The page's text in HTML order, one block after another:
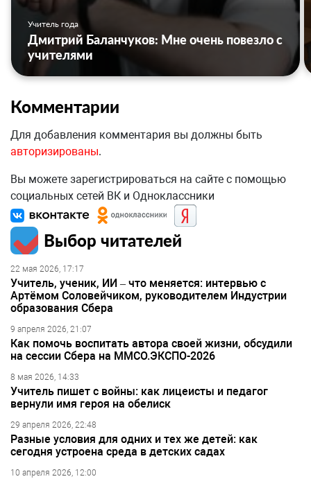
Учитель года
Дмитрий Баланчуков: Мне очень повезло с
учителями
Комментарии
Для добавления комментария вы должны быть
авторизированы.
Вы можете зарегистрироваться на сайте с помощью
социальных сетей ВК и Одноклассники
Выбор читателей
22 мая 2026, 17:17
Учитель, ученик, ИИ – что меняется: интервью с
Артёмом Соловейчиком, руководителем Индустрии
образования Сбера
9 апреля 2026, 21:07
Как помочь воспитать автора своей жизни, обсудили
на сессии Сбера на ММСО.ЭКСПО-2026
8 мая 2026, 14:33
Учитель пишет с войны: как лицеисты и педагог
вернули имя героя на обелиск
29 апреля 2026, 22:48
Разные условия для одних и тех же детей: как
сегодня устроена среда в детских садах
10 апреля 2026, 12:00